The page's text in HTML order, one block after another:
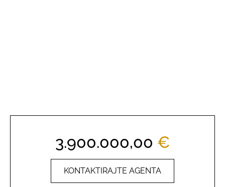
3.900.000,00 €
KONTAKTIRAJTE AGENTA